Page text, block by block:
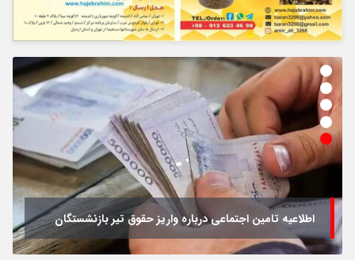
اطلاعیه تامین اجتماعی درباره واریز حقوق تیر بازنشستگان